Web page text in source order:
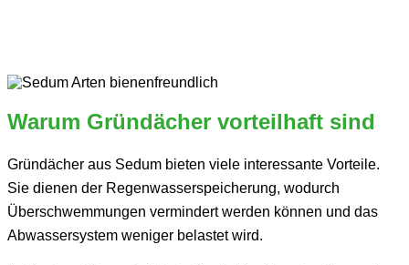
Warum Gründächer vorteilhaft sind
Gründächer aus Sedum bieten viele interessante Vorteile.
Sie dienen der Regenwasserspeicherung, wodurch
Überschwemmungen vermindert werden können und das
Abwassersystem weniger belastet wird.